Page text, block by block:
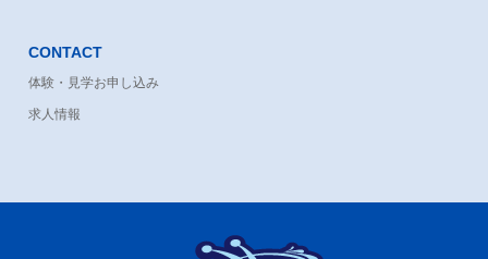
CONTACT
体験・見学お申し込み
求人情報